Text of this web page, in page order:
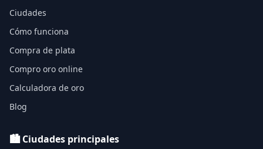
Ciudades
Cómo funciona
Compra de plata
Compro oro online
Calculadora de oro
Blog
🏙️ Ciudades principales